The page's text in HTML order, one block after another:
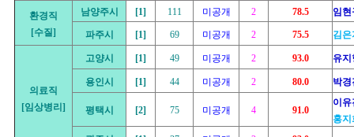
환경직
[수질]
남양주시 [1] 111 미공개 2 78.5 임
파주시 [1] 69 미공개 2 75.5 김은
의료직
[임상병리]
고양시 [1] 49 미공개 2 93.0 유
용인시 [1] 44 미공개 2 80.0 박
평택시 [2] 75 미공개 4 91.0
이
홍지